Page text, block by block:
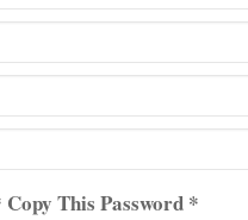
Copy This Password *